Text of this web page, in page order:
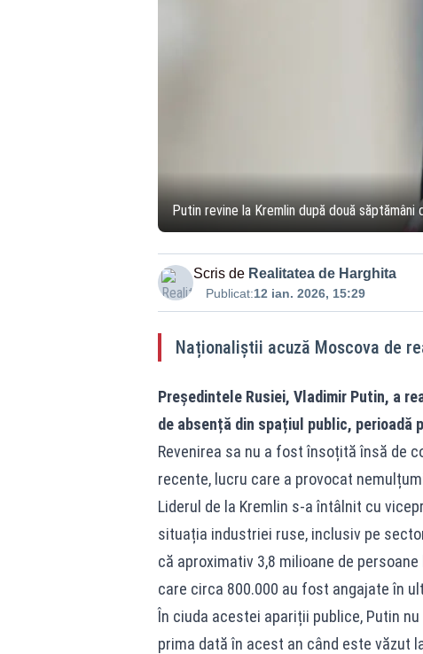
Putin revine la Kremlin după două
Scris de Realitatea de Harghita
Publicat:12 ian. 2026, 15:29
Naționaliștii acuză Moscova de
Președintele Rusiei, Vladimir Putin, a
de absență din spațiul public, perioadă
Revenirea sa nu a fost însoțită însă de
recente, lucru care a provocat
Liderul de la Kremlin s-a întâlnit cu
situația industriei ruse, inclusiv pe
că aproximativ 3,8 milioane de
care circa 800.000 au fost angajate în
În ciuda acestei apariții publice, Putin
prima dată în acest an când este văzut